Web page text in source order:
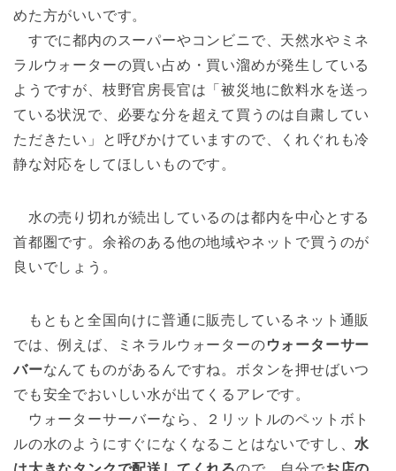
めた方がいいです。
すでに都内のスーパーやコンビニで、天然水やミネ
ラルウォーターの買い占め・買い溜めが発生している
ようですが、枝野官房長官は「被災地に飲料水を送っ
ている状況で、必要な分を超えて買うのは自粛してい
ただきたい」と呼びかけていますので、くれぐれも冷
静な対応をしてほしいものです。
水の売り切れが続出しているのは都内を中心とする
首都圏です。余裕のある他の地域やネットで買うのが
良いでしょう。
もともと全国向けに普通に販売しているネット通販
では、例えば、ミネラルウォーターのウォーターサー
バーなんてものがあるんですね。ボタンを押せばいつ
でも安全でおいしい水が出てくるアレです。
ウォーターサーバーなら、２リットルのペットボト
ルの水のようにすぐになくなることはないですし、 水